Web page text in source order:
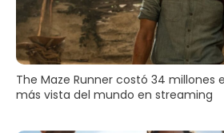
The Maze Runner costó 34 millones
más vista del mundo en streaming